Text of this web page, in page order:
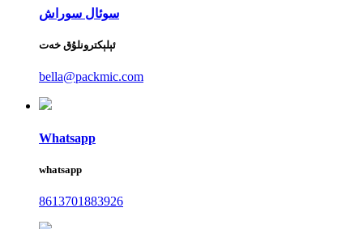
سوئال سوراش
ئېلېكترونلۇق خەت
bella@packmic.com
Whatsapp
whatsapp
8613701883926